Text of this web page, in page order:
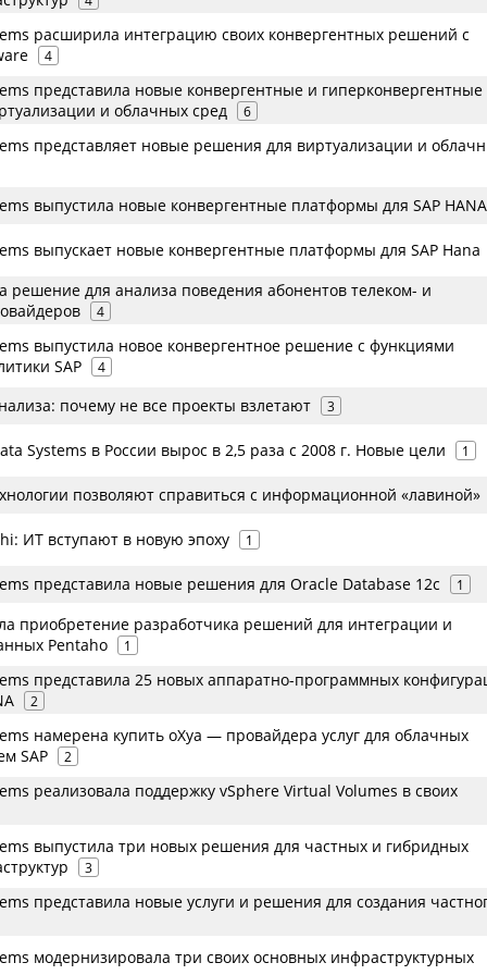
расширила интеграцию своих конвергентных решений с
4
представила новые конвергентные и гиперконвергентные
и облачных сред
6
представляет новые решения для виртуализации и
выпустила новые конвергентные платформы для SAP HANA
выпускает новые конвергентные платформы для SAP Hana
решение для анализа поведения абонентов телеком- и
4
выпустила новое конвергентное решение с функциями
SAP
4
почему не все проекты взлетают 3
Systems в России вырос в 2,5 раза с 2008 г. Новые цели 1
позволяют справиться с информационной «лавиной»
ИТ вступают в новую эпоху 1
представила новые решения для Oracle Database 12c 1
приобретение разработчика решений для интеграции и
Pentaho
1
представила 25 новых аппаратно-программных
2
намерена купить oXya — провайдера услуг для облачных
SAP
2
реализовала поддержку vSphere Virtual Volumes в своих
выпустила три новых решения для частных и гибридных
3
представила новые услуги и решения для создания
модернизировала три своих основных инфраструктурных